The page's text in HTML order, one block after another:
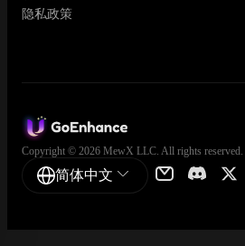
隐私政策
Copyright © 2026 MewX LLC. All rights reserved.
简体中文